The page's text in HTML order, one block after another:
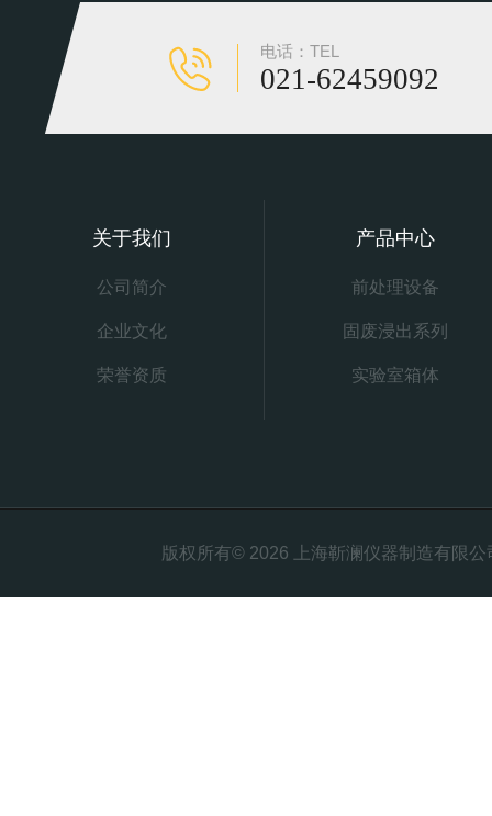
电话：TEL
021-62459092
关于我们
公司简介
企业文化
荣誉资质
产品中心
前处理设备
固废浸出系列
实验室箱体
版权所有© 2026 上海靳澜仪器制造有限